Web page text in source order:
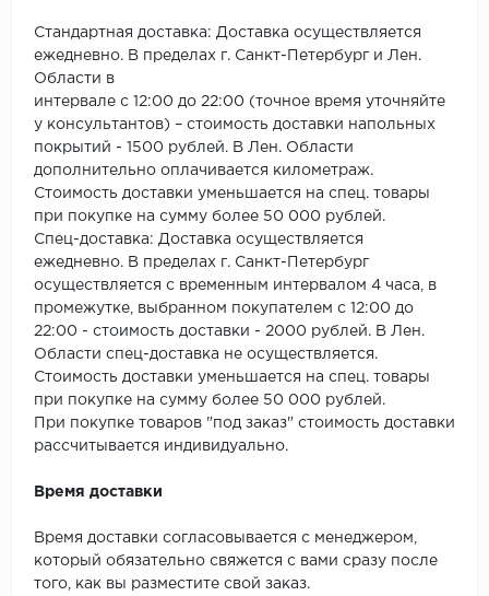
Стандартная доставка: Доставка осуществляется
ежедневно. В пределах г. Санкт-Петербург и Лен.
Области в
интервале с 12:00 до 22:00 (точное время уточняйте
у консультантов) – стоимость доставки напольных
покрытий - 1500 рублей. В Лен. Области
дополнительно оплачивается километраж.
Стоимость доставки уменьшается на спец. товары
при покупке на сумму более 50 000 рублей.
Спец-доставка: Доставка осуществляется
ежедневно. В пределах г. Санкт-Петербург
осуществляется с временным интервалом 4 часа, в
промежутке, выбранном покупателем с 12:00 до
22:00 - стоимость доставки - 2000 рублей. В Лен.
Области спец-доставка не осуществляется.
Стоимость доставки уменьшается на спец. товары
при покупке на сумму более 50 000 рублей.
При покупке товаров "под заказ" стоимость доставки
рассчитывается индивидуально.
Время доставки
Время доставки согласовывается с менеджером,
который обязательно свяжется с вами сразу после
того, как вы разместите свой заказ.